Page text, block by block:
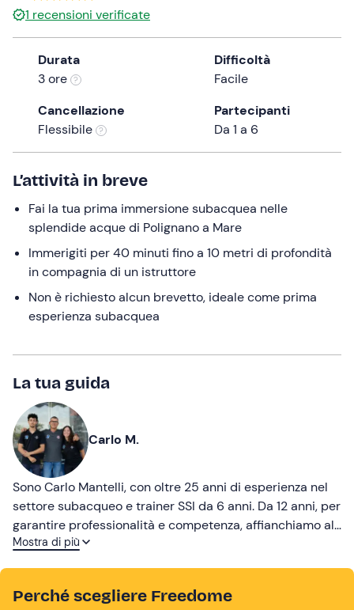
the
question
mark
keyboard
shortcuts
for
changing
dates.
1 recensioni verificate
Durata
3 ore
Difficoltà
Facile
Cancellazione
Flessibile
Partecipanti
Da 1 a 6
L’attività in breve
Fai la tua prima immersione subacquea nelle
splendide acque di Polignano a Mare
Immerigiti per 40 minuti fino a 10 metri di profondità
in compagnia di un istruttore
Non è richiesto alcun brevetto, ideale come prima
esperienza subacquea
La tua guida
Carlo M.
Sono Carlo Mantelli, con oltre 25 anni di esperienza nel
settore subacqueo e trainer SSI da 6 anni. Da 12 anni, per
garantire professionalità e competenza, affianchiamo al
diving center, attivo da oltre 25 anni, anche l’attività
operare a 360° nel settore ed essere leader nel sud
Mostra di più
Perché scegliere Freedome